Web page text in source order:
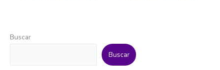
Buscar
Buscar